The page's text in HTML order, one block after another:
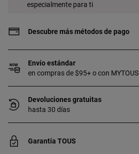
especialmente para ti
Descubre más métodos de pago
Envío estándar
en compras de $95+ o con MYTOUS
Devoluciones gratuitas
hasta 30 días
Garantía TOUS